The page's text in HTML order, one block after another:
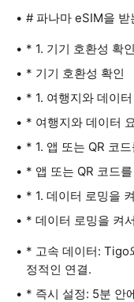
# 파나마 eSIM을 받
* 1. 기기 호환성 확인
* 기기 호환성 확인
* 1. 여행지와 데이
* 여행지와 데이터
* 1. 앱 또는 QR 코
* 앱 또는 QR 코드
* 1. 데이터 로밍을
* 데이터 로밍을 켜
* 고속 데이터: Tigo
정적인 연결.
* 즉시 설정: 5분 안